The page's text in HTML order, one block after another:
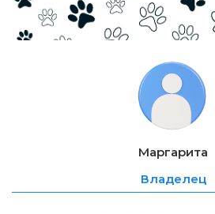
Маргарита
Владелец